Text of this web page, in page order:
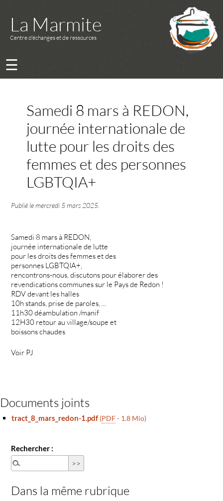
La Marmite
Centre d’échanges et de ressources
☰
Samedi 8 mars à REDON,
journée internationale de
lutte pour les droits des
femmes et des personnes
LGBTQIA+
Publié lemercredi 5 mars 2025
Samedi 8 mars à REDON,
journée internationale de lutte
pour les droits des femmes et des
personnes LGBTQIA+,
rencontrons-nous, discutons pour élaborer des
revendications communes sur le Pays de Redon !
RDV devant les halles
10h stands, prise de paroles, ...
11h30 déambulation /manif
12H30 retour au village/soupe et
boissons chaudes
Voir PJ
Documents joints
tract_8_mars_redon-1.pdf (PDF- 1.8 Mio)
Rechercher :
Dans la même rubrique